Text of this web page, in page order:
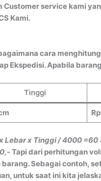
service kami
Kami.
cara
Ekspedisi. Apabila
Tinggi
Lebar x Tinggi / 4000 =60
Tapi dari perhitungan
Sebagai contoh,
untuk saat ini kita